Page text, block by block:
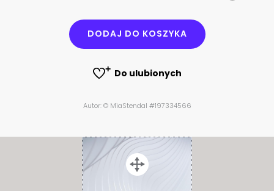
DODAJ DO KOSZYKA
Do ulubionych
Autor: © MiaStendal #197334566